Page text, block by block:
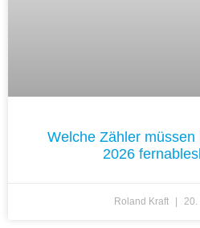
Welche Zähler
2026
Roland Kraft 20.